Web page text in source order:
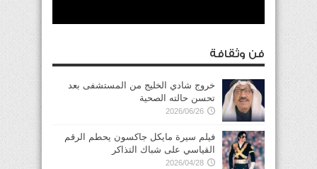
فن وثقافة
خروج شادي الخليج من المستشفى بعد
تحسن حالته الصحية
2026/06/26
فيلم سيرة مايكل جاكسون يحطم الرقم
القياسي على شباك التذاكر
2026/04/28